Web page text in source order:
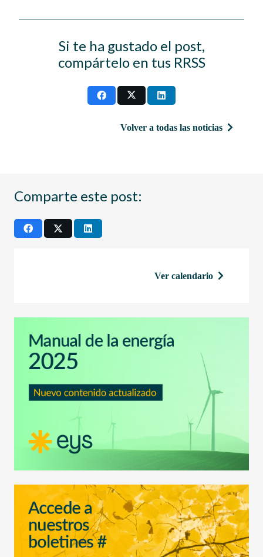
Si te ha gustado el post,
compártelo en tus RRSS
Volver a todas las noticias
Comparte este post:
Ver calendario